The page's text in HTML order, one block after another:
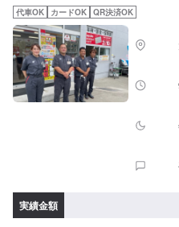
90,700円（XL）◎Wダイヤモンドキ
で3年間耐久ダイヤモンドキーパーと
り、計3層の被膜で車の綺麗を保ちま
87,600円（M）93,200円（L）
ヤキーパー（3〜8時間）ノーメンテ
プラスレジンを防ぐ独特な防汚能力
すくなります。72,200円（SS）
メンテナンスで3年耐久新車向けのコ
123,800円（S）134,900円（M）
ーパー（50分〜）無塗装樹脂パーツ
ります。12,200円〜※お車によって
代車OK カードOK QR決済OK
実績金額